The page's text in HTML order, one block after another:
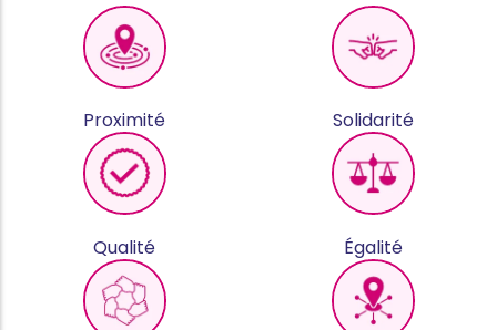
Proximité Solidarité
Qualité Égalité